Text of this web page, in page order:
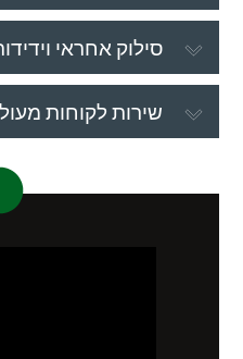
סילוק אחראי
שירות לקוחות